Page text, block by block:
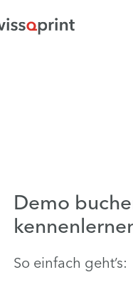
Demo
So einfach geht’s: